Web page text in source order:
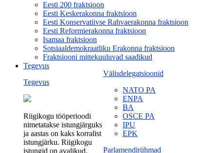
Eesti 200 fraktsioon
Eesti Keskerakonna fraktsioon
Eesti Konservatiivse Rahvaerakonna fraktsioon
Eesti Reformierakonna fraktsioon
Isamaa fraktsioon
Sotsiaaldemokraatliku Erakonna fraktsioon
Fraktsiooni mittekuuluvad saadikud
Välisdelegatsioonid
NATO PA
ENPA
BA
OSCE PA
IPU
EPK
Parlamendirühmad
Tegevus
Tegevus
Riigikogu tööperioodi
nimetatakse istungjärguks
ja aastas on kaks korralist
istungjärku. Riigikogu
istungid on avalikud.